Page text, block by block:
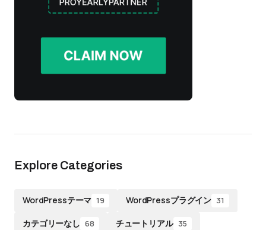
Explore Categories
WordPressテーマ 19 WordPressプラグイン 31
カテゴリーなし 68 チュートリアル 35